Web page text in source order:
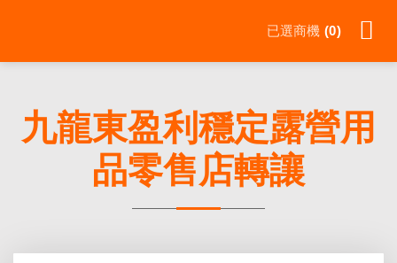
已選商機 0
九龍東盈利穩定露營用
品零售店轉讓